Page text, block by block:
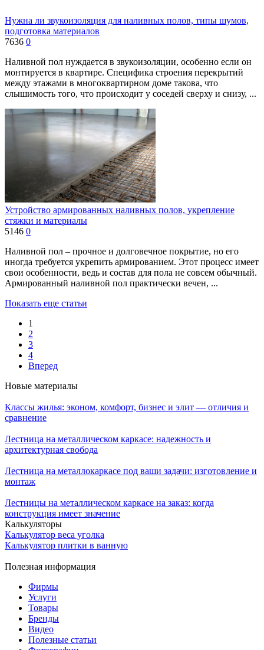
Нужна ли звукоизоляция для наливных полов, типы шумов,
подготовка материалов
7636 0
Наливной пол нуждается в звукоизоляции, особенно если он
монтируется в квартире. Специфика строения перекрытий
между этажами в многоквартирном доме такова, что
слышимость того, что происходит у соседей сверху и снизу, ...
Устройство армированных наливных полов, укрепление
стяжки и материалы
5146 0
Наливной пол – прочное и долговечное покрытие, но его
иногда требуется укрепить армированием. Этот процесс имеет
свои особенности, ведь и состав для пола не совсем обычный.
Армированный наливной пол практически вечен, ...
Показать еще статьи
1
2
3
4
Вперед
Новые материалы
Классы жилья: эконом, комфорт, бизнес и элит — отличия и
сравнение
Лестница на металлическом каркасе: надежность и
архитектурная свобода
Лестница на металлокаркасе под ваши задачи: изготовление и
монтаж
Лестницы на металлическом каркасе на заказ: когда
конструкция имеет значение
Калькуляторы
Калькулятор веса уголка
Калькулятор плитки в ванную
Полезная информация
Фирмы
Услуги
Товары
Бренды
Видео
Полезные статьи